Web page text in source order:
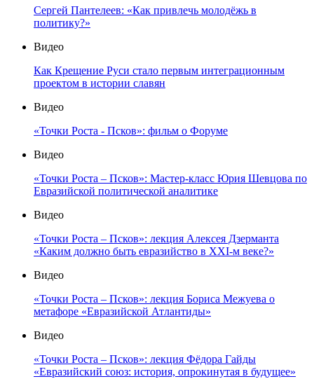
Сергей Пантелеев: «Как привлечь молодёжь в
политику?»
Видео
Как Крещение Руси стало первым интеграционным
проектом в истории славян
Видео
«Точки Роста - Псков»: фильм о Форуме
Видео
«Точки Роста – Псков»: Мастер-класс Юрия Шевцова по
Евразийской политической аналитике
Видео
«Точки Роста – Псков»: лекция Алексея Дзерманта
«Каким должно быть евразийство в XXI-м веке?»
Видео
«Точки Роста – Псков»: лекция Бориса Межуева о
метафоре «Евразийской Атлантиды»
Видео
«Точки Роста – Псков»: лекция Фёдора Гайды
«Евразийский союз: история, опрокинутая в будущее»